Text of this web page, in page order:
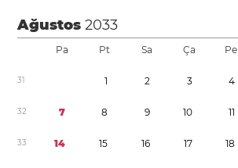
Ağustos2033
Pa Pt Sa Ça Pe
31 1 2 3 4
32 7 8 9 10 11
33 14 15 16 17 18